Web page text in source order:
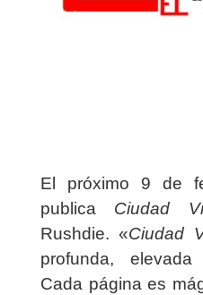
El próximo 9 de
publica Ciudad
Rushdie. «Ciudad
profunda,
Cada página es